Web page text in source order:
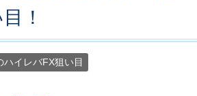
！
ハイレバFX狙い目